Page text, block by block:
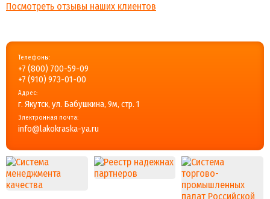
Посмотреть отзывы наших клиентов
Телефоны:
+7 (800) 700-59-09
+7 (910) 973-01-00
Адрес:
г. Якутск, ул. Бабушкина, 9м, стр. 1
Электронная почта:
info@lakokraska-ya.ru